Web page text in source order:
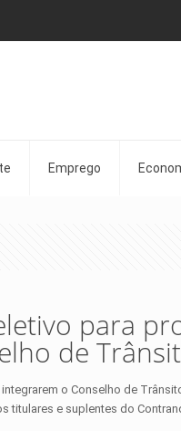
Emprego
para
de
o Conselho de
titulares e suplentes do